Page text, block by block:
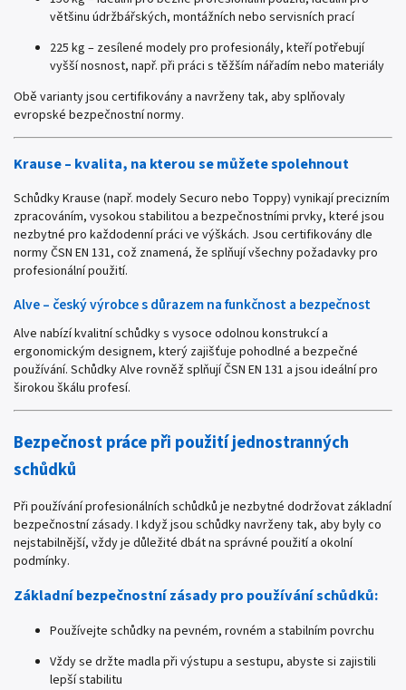
většinu údržbářských, montážních nebo servisních prací
225 kg – zesílené modely pro profesionály, kteří potřebují
vyšší nosnost, např. při práci s těžším nářadím nebo materiály
Obě varianty jsou certifikovány a navrženy tak, aby splňovaly
evropské bezpečnostní normy.
Krause – kvalita, na kterou se můžete spolehnout
Schůdky Krause (např. modely Securo nebo Toppy) vynikají precizním
zpracováním, vysokou stabilitou a bezpečnostními prvky, které jsou
nezbytné pro každodenní práci ve výškách. Jsou certifikovány dle
normy ČSN EN 131, což znamená, že splňují všechny požadavky pro
profesionální použití.
Alve – český výrobce s důrazem na funkčnost a bezpečnost
Alve nabízí kvalitní schůdky s vysoce odolnou konstrukcí a
ergonomickým designem, který zajišťuje pohodlné a bezpečné
používání. Schůdky Alve rovněž splňují ČSN EN 131 a jsou ideální pro
širokou škálu profesí.
Bezpečnost práce při použití jednostranných
schůdků
Při používání profesionálních schůdků je nezbytné dodržovat základní
bezpečnostní zásady. I když jsou schůdky navrženy tak, aby byly co
nejstabilnější, vždy je důležité dbát na správné použití a okolní
podmínky.
Základní bezpečnostní zásady pro používání schůdků:
Používejte schůdky na pevném, rovném a stabilním povrchu
Vždy se držte madla při výstupu a sestupu, abyste si zajistili
lepší stabilitu